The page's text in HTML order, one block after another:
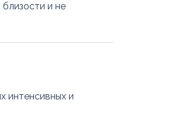
и не
интенсивных и